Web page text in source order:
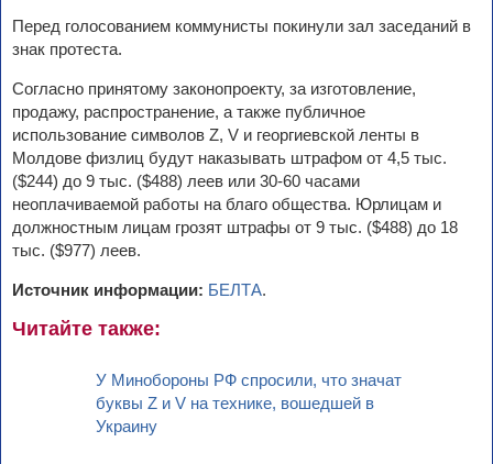
Перед голосованием коммунисты покинули зал заседаний в
знак протеста.
Согласно принятому законопроекту, за изготовление,
продажу, распространение, а также публичное
использование символов Z, V и георгиевской ленты в
Молдове физлиц будут наказывать штрафом от 4,5 тыс.
($244) до 9 тыс. ($488) леев или 30-60 часами
неоплачиваемой работы на благо общества. Юрлицам и
должностным лицам грозят штрафы от 9 тыс. ($488) до 18
тыс. ($977) леев.
Источник информации: БЕЛТА.
Читайте также:
У Минобороны РФ спросили, что значат
буквы Z и V на технике, вошедшей в
Украину